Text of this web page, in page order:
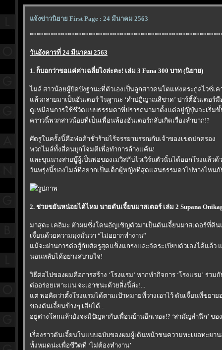
จ้งข่าวนิยาย First Page : 24 มีนาคม 2563
วันอังคารที่ 24 มีนาคม 2563
1. ก็บอกว่าขอแค่ค่าเฉลี่ยไงล่ะคะ! เล่ม 3 Funa 300 บาท (นิยาย)
ไมล์ สาวน้อยผู้ปิดบังฐานะที่ตัวเองเป็นลูกสาวคนโตแห่งตระกูลไวซ์เค
ล้วกลายมาเป็นฮันเตอร์ ในฐานะ ‘คำปฏิญาณสีชาด’ ปาร์ตี้ฮันเตอร์
ดูเหมือนการใช้ชีวิตแบบธรรมดาที่ปรารถนามาตั้งแต่อยู่ญี่ปุ่นจะเริ่มขึ้
คราวนี้พวกสาวน้อยที่เป็นเพื่อนพ้องฮันเตอร์กลับเกิดเรื่องลำบาก!?
ศัตรูในครั้งนี้คือพ่อค้าชั่วร้ายไร้จรรยาบรรณกับเจ้าของเขตปกครอง
พวกไมล์ทั้งสี่คนบุกโจมตีเพื่อทำการล้างแค้น!
ละขุนนางสายบู๊ผู้เป็นพ่อของเมวิสกับไวเวิร์นตัวนั้นได้ออกโรงแล้วด้
วันพรุ่งนี้ของไมล์ที่อยากเป็นเด็กผู้หญิงที่สุดแสนธรรมดาไปทางไหนกั
2. ช่วยขยันหน่อยได้ไหม นายดันเจี้ยนมาสเตอร์ เล่ม 2 Supana
มาสุดะ เคอิมะ ตัวผมซึ่งโดนอัญเชิญตัวมาเป็นดันเจี้ยนมาสเตอร์ที่ดิ
เจี้ยนด้วยความมุ่งมั่นว่า “ไม่อยากทำงาน”
ม้จะผ่านการต่อสู้กับศัตรูสุดแข็งแกร่งและจัดระเบียบตัวเองได้แล้ว
นอนหลับได้อย่างสบายใจ!
วิธีต่อไปของผมคือการสร้าง ‘โรงแรม’ หากทำกิจการ ‘โรงแรม’ ร่ว
ต่ออร่อยเหาะแน่ จะเอาชนะด้วยสิ่งนี้ล่ะ!...
ต่ พอคิดว่าตั้งโรงแรมได้ตามเป้าหมายที่วางเอาไว้ ดันเจี้ยนที่ขยาย
ของดันเจี้ยนข้างๆ เสียได้...
อยู่ต่างโลกแล้วยังจะมีปัญหากับเพื่อนบ้านอีกเรอะ!? ‘สามัญสำนึก’ ข
เรื่องราวดันเจี้ยนในแบบฉบับของผมผู้เดินหน้าชนความทะเยอทะยา
ทั้งหมดน่ะเพื่อชีวิตที่ ‘ไม่ต้องทำงาน’